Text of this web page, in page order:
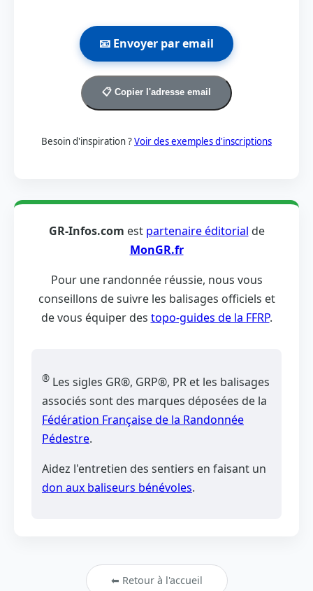
📧 Envoyer par email
📋 Copier l'adresse email
Besoin d'inspiration ?Voir des exemples d'inscriptions
GR-Infos.com est partenaire éditorial de
MonGR.fr
Pour une randonnée réussie, nous vous
conseillons de suivre les balisages officiels et
de vous équiper des topo-guides de la FFRP.
® Les sigles GR®, GRP®, PR et les balisages
associés sont des marques déposées de la
Fédération Française de la Randonnée
Pédestre.
Aidez l'entretien des sentiers en faisant un
don aux baliseurs bénévoles.
⬅ Retour à l'accueil